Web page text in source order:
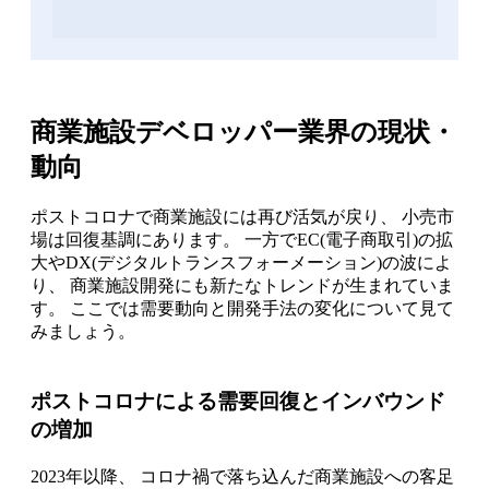
商業施設デベロッパー業界の現状・
動向
ポストコロナで商業施設には再び活気が戻り、 小売市
場は回復基調にあります。 一方でEC(電子商取引)の拡
大やDX(デジタルトランスフォーメーション)の波によ
り、 商業施設開発にも新たなトレンドが生まれていま
す。 ここでは需要動向と開発手法の変化について見て
みましょう。
ポストコロナによる需要回復とインバウンド
の増加
2023年以降、 コロナ禍で落ち込んだ商業施設への客足